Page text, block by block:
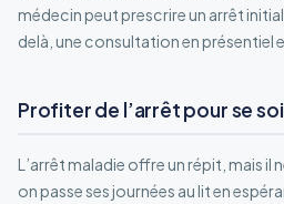
médecin peut prescrire un arrêt
delà, une consultation en présentiel
Profiter de l’arrêt pour se
L’arrêt maladie offre un répit, mais il
on passe ses journées au lit en